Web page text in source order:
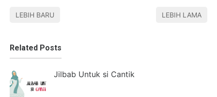
LEBIH BARU LEBIH LAMA
Related Posts
Jilbab Untuk si Cantik